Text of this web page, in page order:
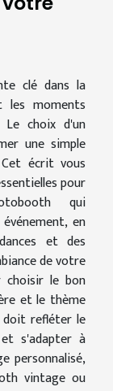
clé dans la
les moments
Le choix d'un
une simple
écrit vous
pour
qui
en
et des
de votre
choisir le bon
et le thème
doit refléter le
s'adapter à
personnalisé,
vintage ou